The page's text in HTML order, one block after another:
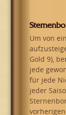
Um von
Gold 9),
jede
für jede
jeder